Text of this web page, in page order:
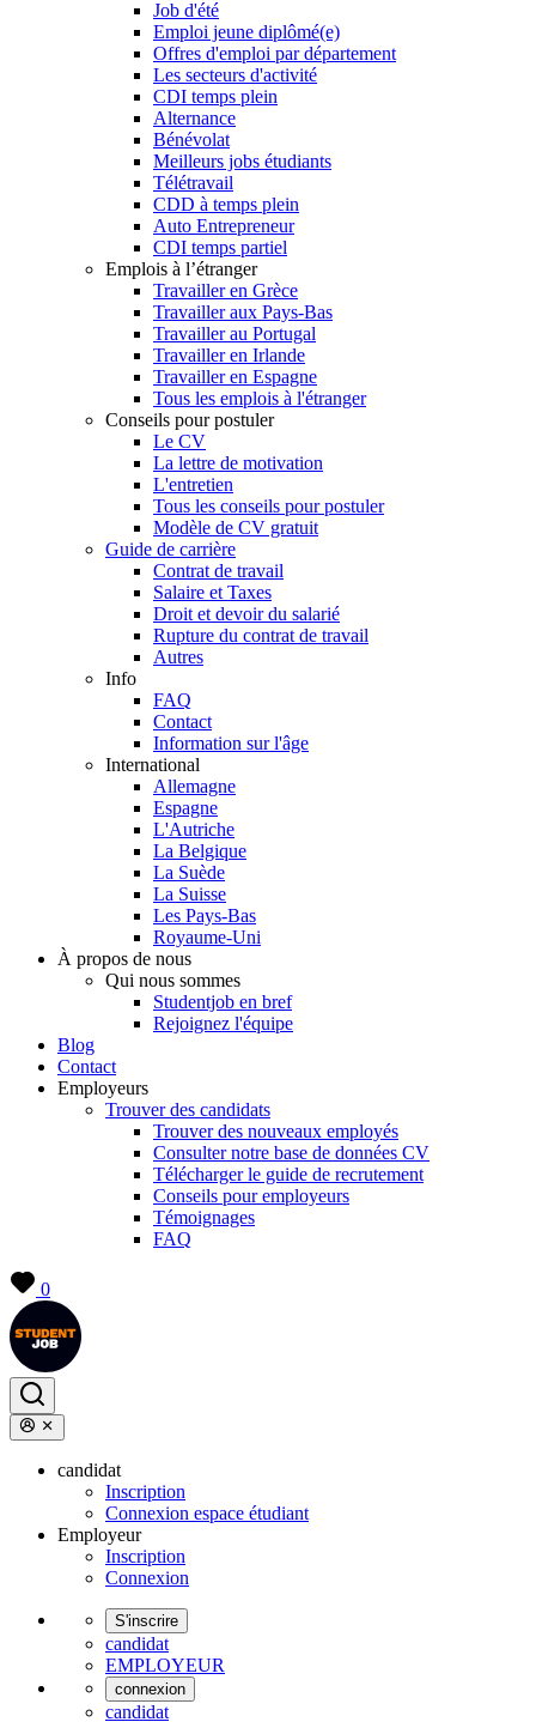
Job d'été
Emploi jeune diplômé(e)
Offres d'emploi par département
Les secteurs d'activité
CDI temps plein
Alternance
Bénévolat
Meilleurs jobs étudiants
Télétravail
CDD à temps plein
Auto Entrepreneur
CDI temps partiel
Emplois à l’étranger
Travailler en Grèce
Travailler aux Pays-Bas
Travailler au Portugal
Travailler en Irlande
Travailler en Espagne
Tous les emplois à l'étranger
Conseils pour postuler
Le CV
La lettre de motivation
L'entretien
Tous les conseils pour postuler
Modèle de CV gratuit
Guide de carrière
Contrat de travail
Salaire et Taxes
Droit et devoir du salarié
Rupture du contrat de travail
Autres
Info
FAQ
Contact
Information sur l'âge
International
Allemagne
Espagne
L'Autriche
La Belgique
La Suède
La Suisse
Les Pays-Bas
Royaume-Uni
À propos de nous
Qui nous sommes
Studentjob en bref
Rejoignez l'équipe
Blog
Contact
Employeurs
Trouver des candidats
Trouver des nouveaux employés
Consulter notre base de données CV
Télécharger le guide de recrutement
Conseils pour employeurs
Témoignages
FAQ
0
candidat
Inscription
Connexion espace étudiant
Employeur
Inscription
Connexion
S'inscrire
candidat
EMPLOYEUR
connexion
candidat